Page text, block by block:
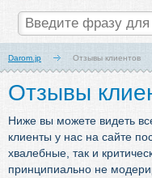
Darom.jp Отзывы клиентов
Отзывы
Ниже вы можете видеть
клиенты у нас на сайте
хвалебные, так и
принципиально не